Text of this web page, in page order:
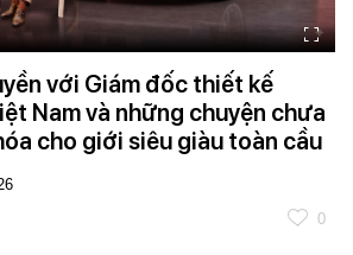
với Giám đốc thiết kế
Nam và những chuyện chưa
cho giới siêu giàu toàn cầu
0